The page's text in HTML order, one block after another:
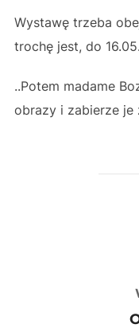
Wystawę trzeba
trochę jest, do
..Potem madame
obrazy i zabierze je